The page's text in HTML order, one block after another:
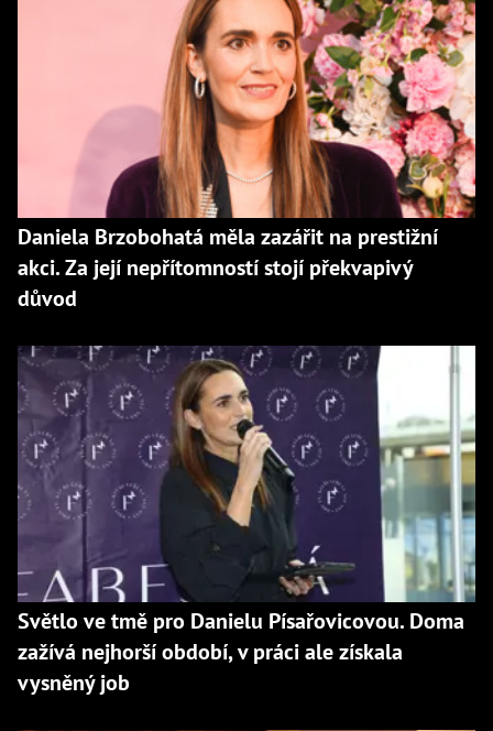
Daniela Brzobohatá měla zazářit na prestižní
akci. Za její nepřítomností stojí překvapivý
důvod
Světlo ve tmě pro Danielu Písařovicovou. Doma
zažívá nejhorší období, v práci ale získala
vysněný job